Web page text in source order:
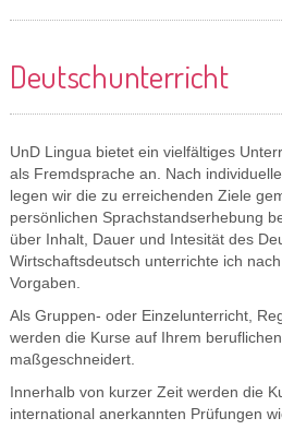
Deutschunterricht
UnD Lingua bietet ein vielfältiges
als Fremdsprache an. Nach
legen wir die zu erreichenden Ziele
persönlichen Sprachstandserhebung
über Inhalt, Dauer und Intesität des
Wirtschaftsdeutsch unterrichte ich
Vorgaben.
Als Gruppen- oder Einzelunterricht,
werden die Kurse auf Ihrem
maßgeschneidert.
Innerhalb von kurzer Zeit werden die
international anerkannten Prüfungen